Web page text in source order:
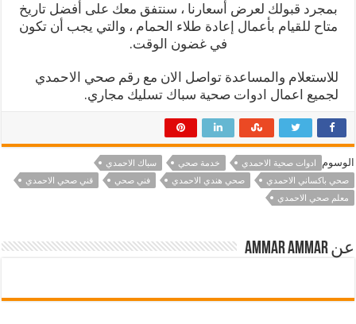
بمجرد قبولك لعرض أسعارنا ، سنتفق معك على أفضل تاريخ
متاح للقيام بأعمال إعادة طلاء الحمام ، والتي يجب أن تكون
في غضون الوقت.
للاستعلام والمساعدة تواصل الان مع رقم صحي الاحمدي
لجميع اعمال ادوات صحية سباك تسليك مجاري.
الوسوم ادوات صحية الاحمدي خدمة صحي
سباك الاحمدي
صحي باكساني الاحمدي
صحي هندي الاحمدي فني صحي
قني صحي الاحمدي
معلم صحي الاحمدي
عن ammar ammar